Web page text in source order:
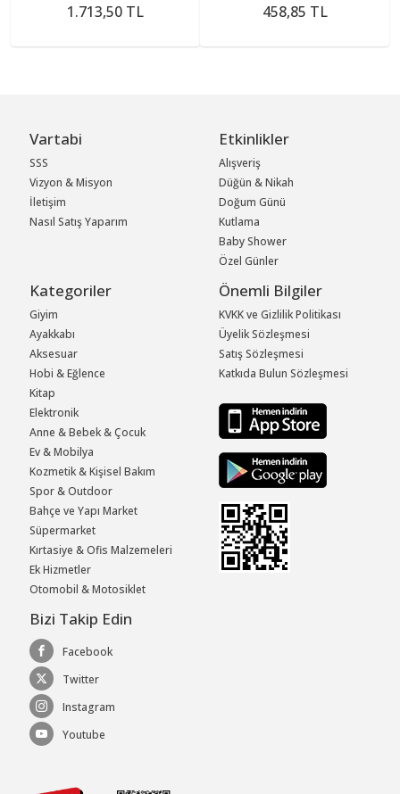
1.713,50 TL 458,85 TL
Vartabi
SSS
Vizyon & Misyon
İletişim
Nasıl Satış Yaparım
Etkinlikler
Alışveriş
Düğün & Nikah
Doğum Günü
Kutlama
Baby Shower
Özel Günler
Kategoriler
Giyim
Ayakkabı
Aksesuar
Hobi & Eğlence
Kitap
Elektronik
Anne & Bebek & Çocuk
Ev & Mobilya
Kozmetik & Kişisel Bakım
Spor & Outdoor
Bahçe ve Yapı Market
Süpermarket
Kırtasiye & Ofis Malzemeleri
Ek Hizmetler
Otomobil & Motosiklet
Önemli Bilgiler
KVKK ve Gizlilik Politikası
Üyelik Sözleşmesi
Satış Sözleşmesi
Katkıda Bulun Sözleşmesi
Bizi Takip Edin
Facebook
Twitter
Instagram
Youtube